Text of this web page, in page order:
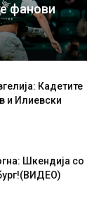
фанови
Кадетите
и Илиевски
Шкендија со